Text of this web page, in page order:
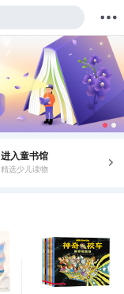
我的当当
进入童书馆
精选少儿读物